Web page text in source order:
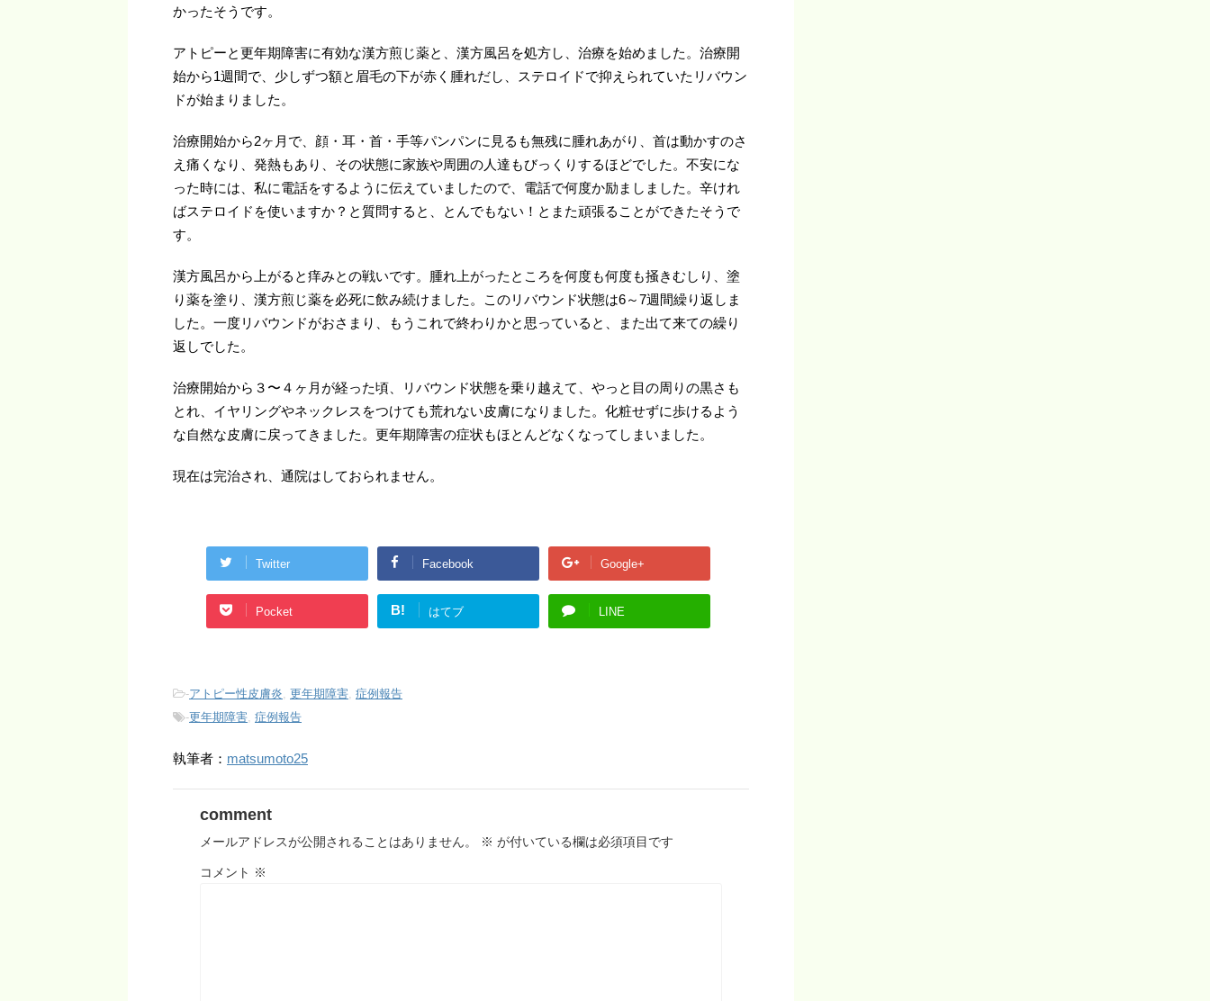
かったそうです。
アトピーと更年期障害に有効な漢方煎じ薬と、漢方風呂を処方し、治療を始めました。治療開
始から1週間で、少しずつ額と眉毛の下が赤く腫れだし、ステロイドで抑えられていたリバウン
ドが始まりました。
治療開始から2ヶ月で、顔・耳・首・手等パンパンに見るも無残に腫れあがり、首は動かすのさ
え痛くなり、発熱もあり、その状態に家族や周囲の人達もびっくりするほどでした。不安にな
った時には、私に電話をするように伝えていましたので、電話で何度か励ましました。辛けれ
ばステロイドを使いますか？と質問すると、とんでもない！とまた頑張ることができたそうで
す。
漢方風呂から上がると痒みとの戦いです。腫れ上がったところを何度も何度も掻きむしり、塗
り薬を塗り、漢方煎じ薬を必死に飲み続けました。このリバウンド状態は6～7週間繰り返しま
した。一度リバウンドがおさまり、もうこれで終わりかと思っていると、また出て来ての繰り
返しでした。
治療開始から３〜４ヶ月が経った頃、リバウンド状態を乗り越えて、やっと目の周りの黒さも
とれ、イヤリングやネックレスをつけても荒れない皮膚になりました。化粧せずに歩けるよう
な自然な皮膚に戻ってきました。更年期障害の症状もほとんどなくなってしまいました。
現在は完治され、通院はしておられません。
Twitter Facebook Google+
Pocket B! はてブ LINE
-アトピー性皮膚炎, 更年期障害, 症例報告
-更年期障害, 症例報告
執筆者： matsumoto25
comment
メールアドレスが公開されることはありません。 ※ が付いている欄は必須項目です
コメント ※